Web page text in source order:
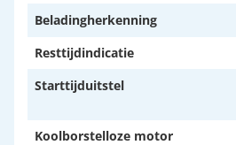
Beladingherkenning
Resttijdindicatie
Starttijduitstel
Koolborstelloze motor